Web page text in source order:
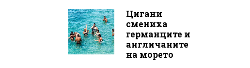
Цигани
смениха
германците и
англичаните
на морето